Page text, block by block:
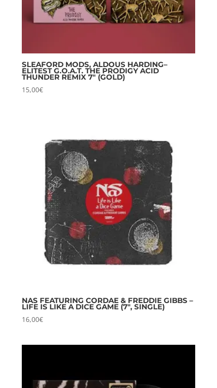
SLEAFORD MODS, ALDOUS HARDING–
ELITEST G.O.A.T. THE PRODIGY ACID
THUNDER REMIX 7″ (GOLD)
15,00€
NAS FEATURING CORDAE & FREDDIE GIBBS –
LIFE IS LIKE A DICE GAME (7″, SINGLE)
16,00€